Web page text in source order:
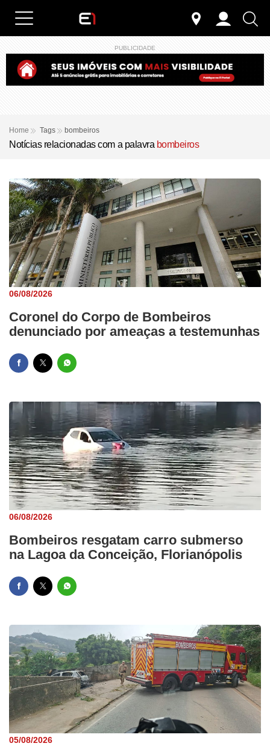
PUBLICIDADE
Home Tags bombeiros
Notícias relacionadas com a palavra bombeiros
06/08/2026
Coronel do Corpo de Bombeiros
denunciado por ameaças a testemunhas
06/08/2026
Bombeiros resgatam carro submerso
na Lagoa da Conceição, Florianópolis
05/08/2026